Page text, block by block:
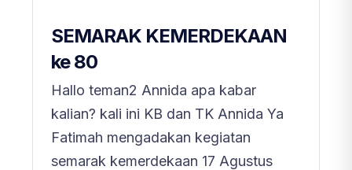
SEMARAK KEMERDEKAAN
ke 80
Hallo teman2 Annida apa kabar
kalian? kali ini KB dan TK Annida Ya
Fatimah mengadakan kegiatan
semarak kemerdekaan 17 Agustus